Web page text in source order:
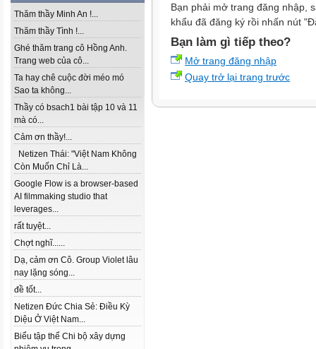
Thăm thầy Minh An !...
Thăm thầy Tình !...
Ghé thăm trang cô Hồng Anh.
Trang web của cô...
Ta hay chê cuộc đời méo mó
Sao ta không...
Thầy có bsach1 bài tập 10 và 11
mà có...
Cảm ơn thầy!...
Netizen Thái: "Việt Nam Không
Còn Muốn Chỉ Là...
Google Flow is a browser-based
AI filmmaking studio that
leverages...
rất tuyệt...
Chợt nghĩ......
Dạ, cảm ơn Cô. Group Violet lâu
nay lặng sóng...
đề tốt...
Netizen Đức Chia Sẻ: Điều Kỳ
Diệu Ở Việt Nam...
Biểu tập thể Chi bộ xây dựng
Bạn phải mở trang đăng nhập,
khẩu đã đăng ký rồi nhấn nút
Bạn làm gì tiếp theo?
Mở trang đăng nhập
Quay trở lại trang trước